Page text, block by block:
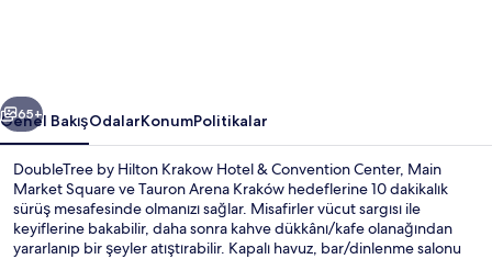
için
fotoğraf
galerisi
Sonraki
65+
Genel BakışOdalarKonumPolitikalar
DoubleTree by Hilton Krakow Hotel & Convention Center, Main
Market Square ve Tauron Arena Kraków hedeflerine 10 dakikalık
sürüş mesafesinde olmanızı sağlar. Misafirler vücut sargısı ile
keyiflerine bakabilir, daha sonra kahve dükkânı/kafe olanağından
yararlanıp bir şeyler atıştırabilir. Kapalı havuz, bar/dinlenme salonu